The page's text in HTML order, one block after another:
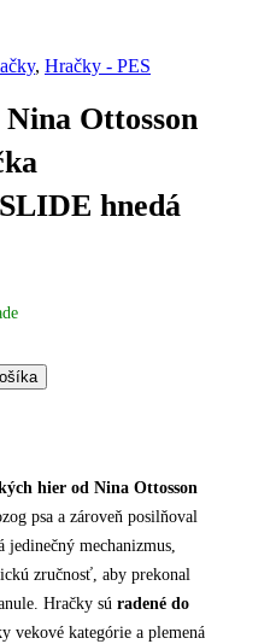
, Hračky - PES
Ottosson
hnedá
hier od Nina Ottosson
psa a zároveň posilňoval
mechanizmus,
zručnosť, aby prekonal
Hračky sú radené do
vekové kategórie a plemená